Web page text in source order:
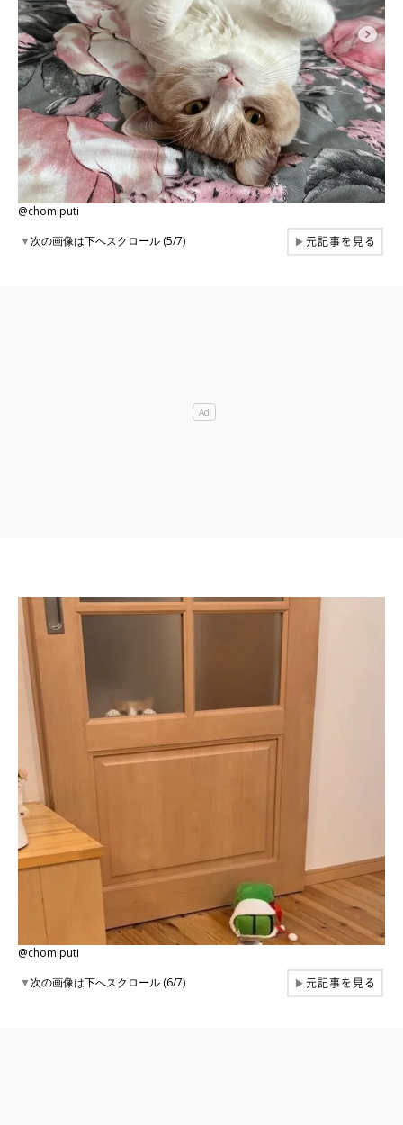
@chomiputi
▼次の画像は下へスクロール (5/7) ▶元記事を見る
@chomiputi
▼次の画像は下へスクロール (6/7) ▶元記事を見る